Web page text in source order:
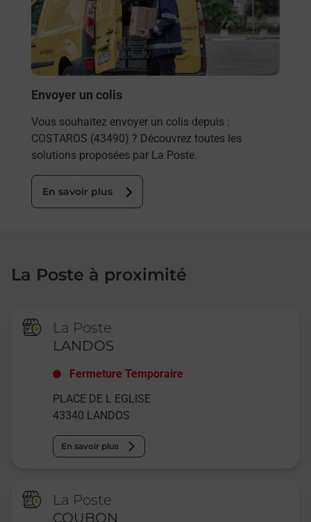
Envoyer un colis
Vous souhaitez envoyer un colis depuis :
COSTAROS (43490) ? Découvrez toutes les
solutions proposées par La Poste.
En savoir plus
La Poste à proximité
La Poste
LANDOS
Fermeture Temporaire
PLACE DE L EGLISE
43340 LANDOS
En savoir plus
La Poste
COUBON